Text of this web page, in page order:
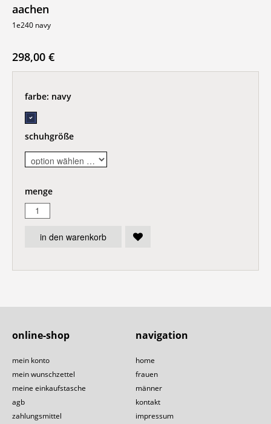
aachen
1e240 navy
298,00 €
farbe: navy
schuhgröße
menge
in den warenkorb
navigation
home
frauen
männer
kontakt
impressum
online-shop
mein konto
mein wunschzettel
meine einkaufstasche
agb
zahlungsmittel